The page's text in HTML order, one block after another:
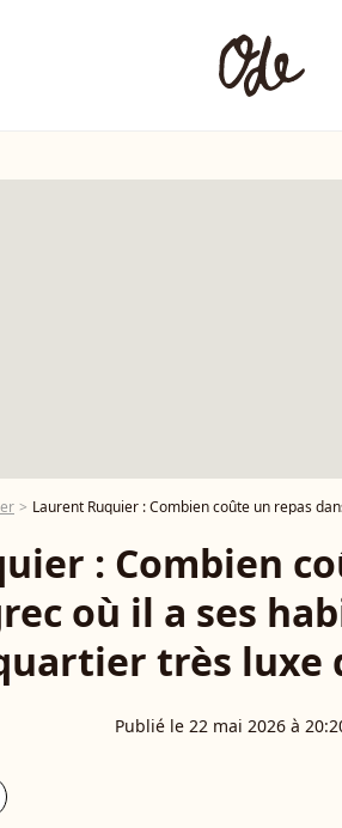
Laurent Ruquier : Combien coûte un repas dans
: Combien
où il a ses
très luxe
Publié le 22 mai 2026 à